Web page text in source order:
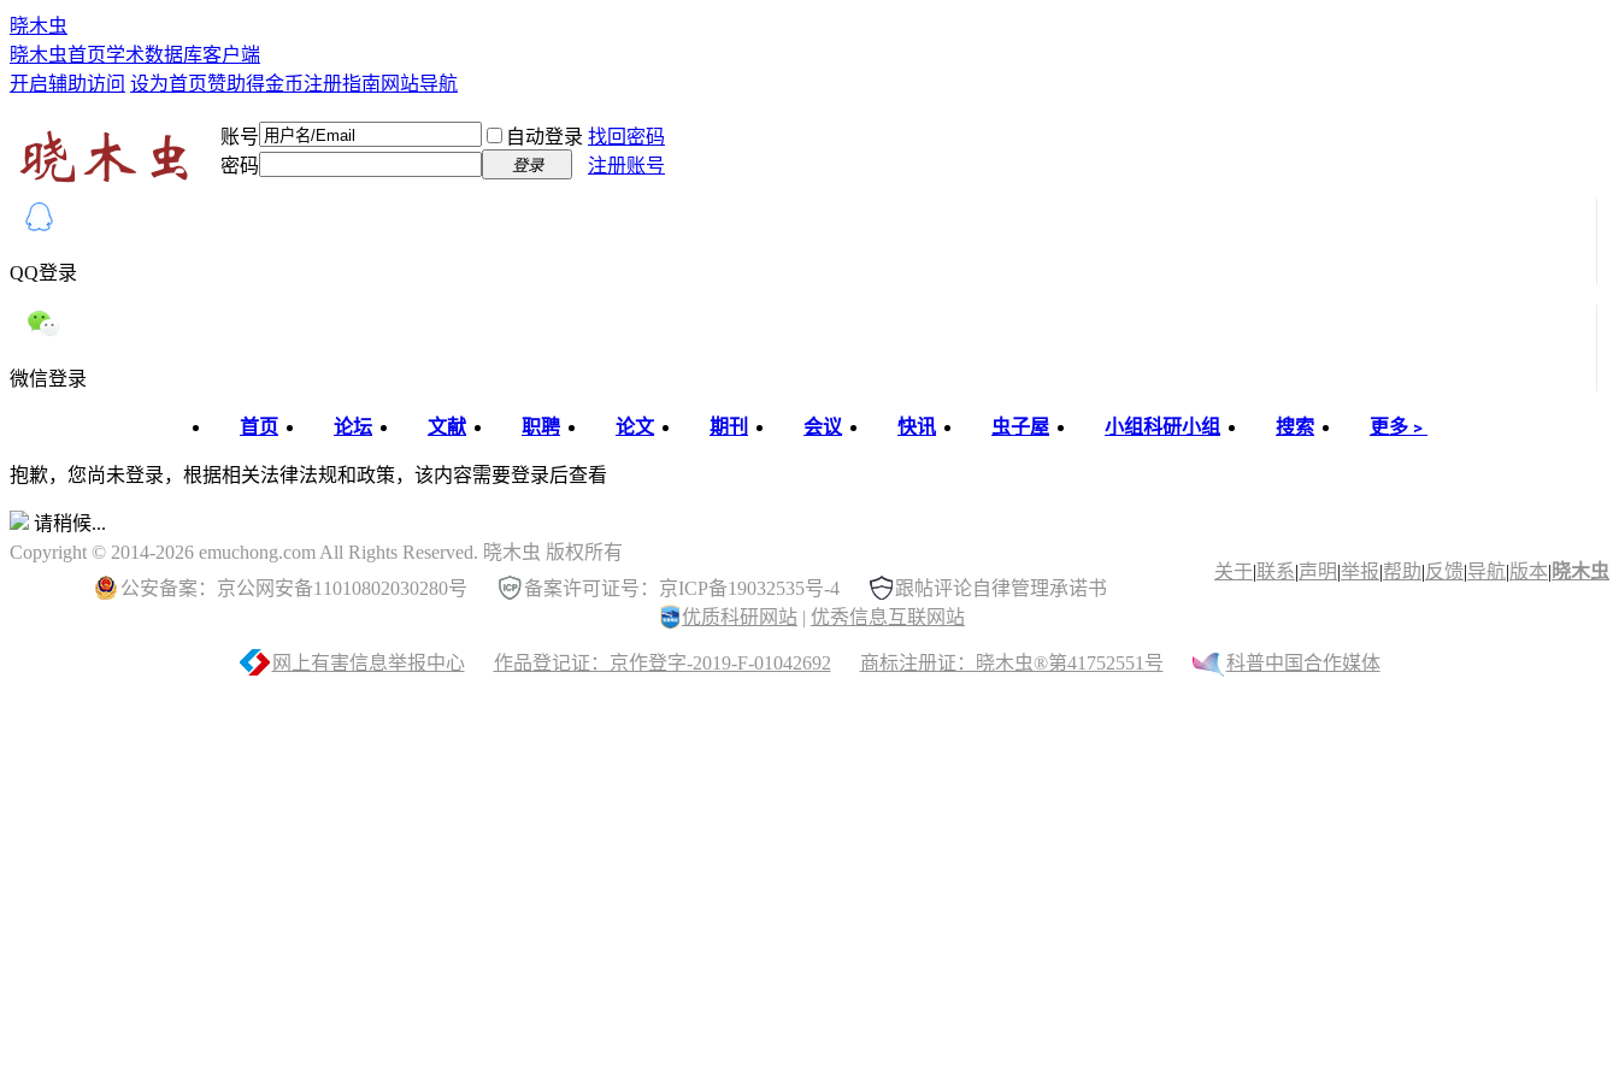
晓木虫
晓木虫首页学术数据库客户端
开启辅助访问 设为首页赞助得金币注册指南 网站导航
账号 自动登录 找回密码
密码
登录 注册账号
QQ登录
微信登录
首页 论坛 文献 职聘 论文 期刊 会议 快讯 虫子屋 小组科研小组 搜索 更多﹥
抱歉，您尚未登录，根据相关法律法规和政策，该内容需要登录后查看
请稍候...
关于|联系|声明|举报|帮助|反馈|导航|版本| 晓木虫
Copyright © 2014-2026 emuchong.com All Rights Reserved. 晓木虫 版权所有
公安备案：京公网安备11010802030280号
备案许可证号：京ICP备19032535号-4
跟帖评论自律管理承诺书
优质科研网站 | 优秀信息互联网站
网上有害信息举报中心 作品登记证：京作登字-2019-F-01042692 商标注册证：晓木虫®第41752551号 科普中国合作媒体